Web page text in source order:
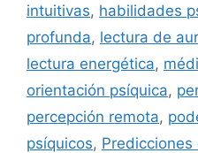
intuitivas, habilidades
profunda, lectura de
lectura energética,
orientación psíquica,
percepción remota,
psíquicos,